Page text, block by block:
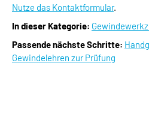
Nutze das Kontaktformular.
In dieser Kategorie:
Passende nächste Schritte:
Gewindelehren zur Prüfung